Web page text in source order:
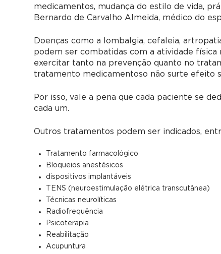
medicamentos, mudança do estilo de vida,
Bernardo de Carvalho Almeida, médico do
Doenças como a lombalgia, cefaleia,
podem ser combatidas com a atividade
exercitar tanto na prevenção quanto no
tratamento medicamentoso não surte efeito
Por isso, vale a pena que cada paciente se
cada um.
Outros tratamentos podem ser indicados,
Tratamento farmacológico
Bloqueios anestésicos
dispositivos implantáveis
TENS (neuroestimulação elétrica transcutânea)
Técnicas neurolíticas
Radiofrequência
Psicoterapia
Reabilitação
Acupuntura